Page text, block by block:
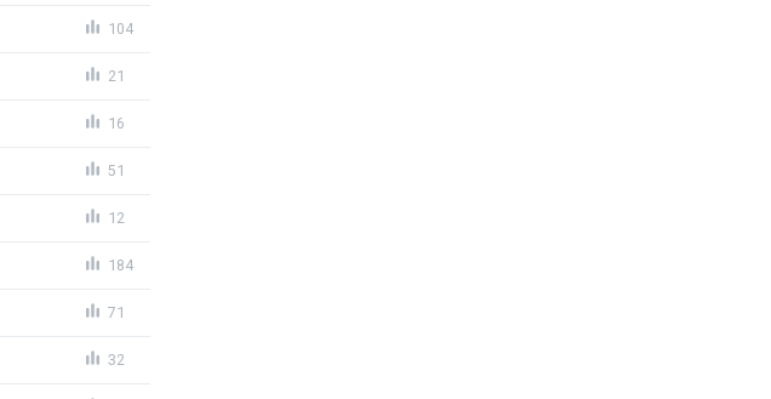
104
21
16
51
12
184
71
32